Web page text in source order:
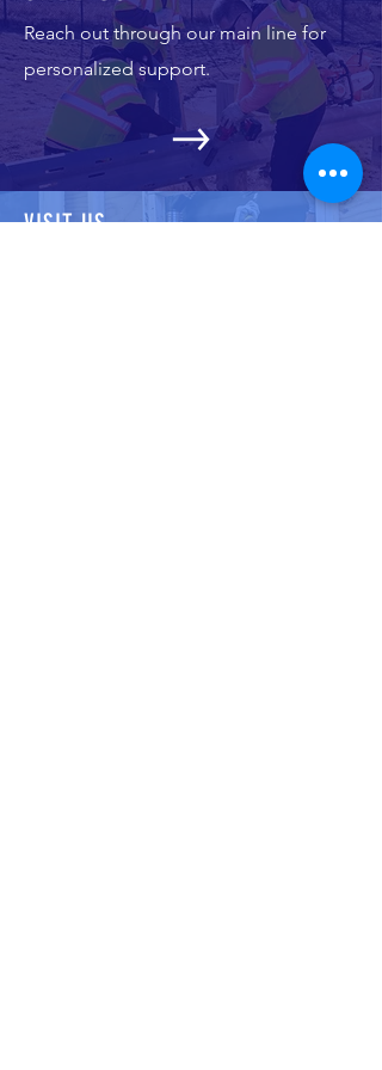
Reach out through our main line for
personalized support.
VISIT US